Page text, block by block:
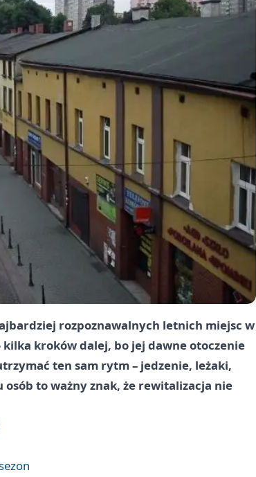
rozpoznawalnych letnich miejsc w
kilka kroków dalej, bo jej dawne otoczenie
ten sam rytm – jedzenie, leżaki,
to ważny znak, że rewitalizacja nie